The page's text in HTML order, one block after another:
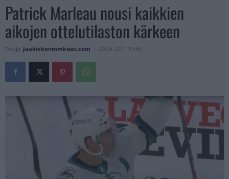
Patrick Marleau nousi kaikkien
aikojen ottelutilaston kärkeen
Tekijä Jaakiekonmmkisat.com - 20.04.2021 19:45